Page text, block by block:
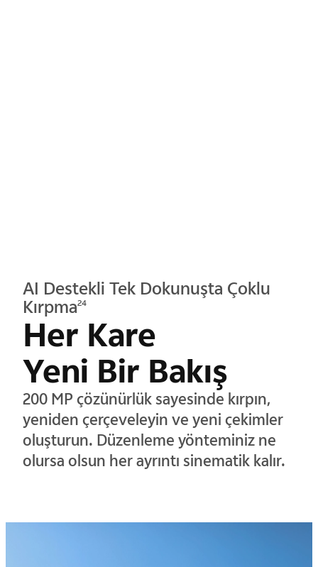
AI Destekli Tek Dokunuşta Çoklu
Kırpma24
Her Kare
Yeni Bir Bakış
200 MP çözünürlük sayesinde kırpın,
yeniden çerçeveleyin ve yeni çekimler
oluşturun. Düzenleme yönteminiz ne
olursa olsun her ayrıntı sinematik kalır.